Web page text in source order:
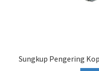
Sungkup Pengering